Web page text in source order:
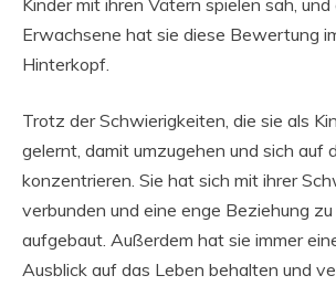
Erwachsene hat sie diese Bewertung
Hinterkopf.
Trotz der Schwierigkeiten, die sie als
gelernt, damit umzugehen und sich auf
konzentrieren. Sie hat sich mit ihrer
verbunden und eine enge Beziehung
aufgebaut. Außerdem hat sie immer
Ausblick auf das Leben behalten und